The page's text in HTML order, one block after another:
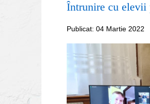
Întrunire cu
Publicat: 04 Martie 2022